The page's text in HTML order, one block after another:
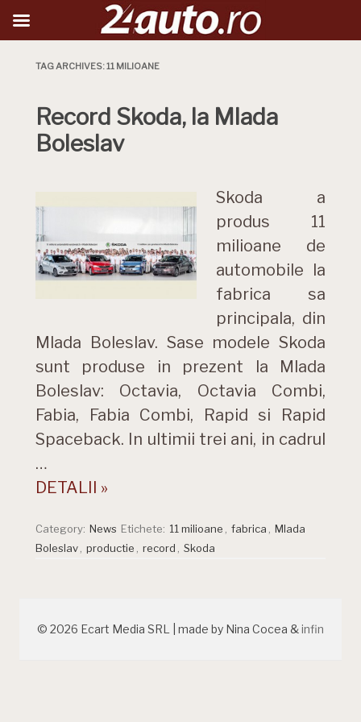
TAG ARCHIVES:11 MILIOANE
Record Skoda, la Mlada
Boleslav
Skoda a
produs 11
milioane de
automobile la
fabrica sa
principala, din
Mlada Boleslav. Sase modele Skoda
sunt produse in prezent la Mlada
Boleslav: Octavia, Octavia Combi,
Fabia, Fabia Combi, Rapid si Rapid
Spaceback. In ultimii trei ani, in cadrul
…
DETALII »
Category: News Etichete: 11 milioane fabrica
Mlada
Boleslav
productie record Skoda
© 2026 Ecart Media SRL | made by Nina Cocea &infin